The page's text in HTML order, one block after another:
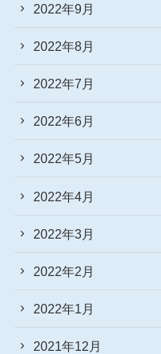
2022年9月
2022年8月
2022年7月
2022年6月
2022年5月
2022年4月
2022年3月
2022年2月
2022年1月
2021年12月